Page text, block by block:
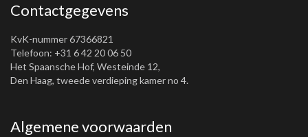
Contactgegevens
KvK-nummer 67366821
Telefoon: +31 6 42 20 06 50
Het Spaansche Hof, Westeinde 12,
Den Haag, tweede verdieping kamer no 4.
Algemene voorwaarden